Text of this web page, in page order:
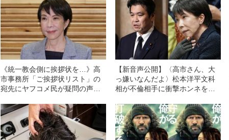
《統一教会側に挨拶状を…》高
市事務所「ご挨拶状リスト」の
宛先にヤフコメ民が疑問の声
「事実ならウソになる」
【新音声公開】〈高市さん、大
っ嫌いなんだよ〉松本洋平文科
相が不倫相手に衝撃ホンネを吐
データ入手》